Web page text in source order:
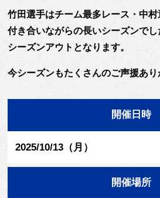
竹田選手はチーム最多レース・中
付き合いながらの長いシーズンで
シーズンアウトとなります。
今シーズンもたくさんのご声援あり
開催日時
2025/10/13（月）
開催場所